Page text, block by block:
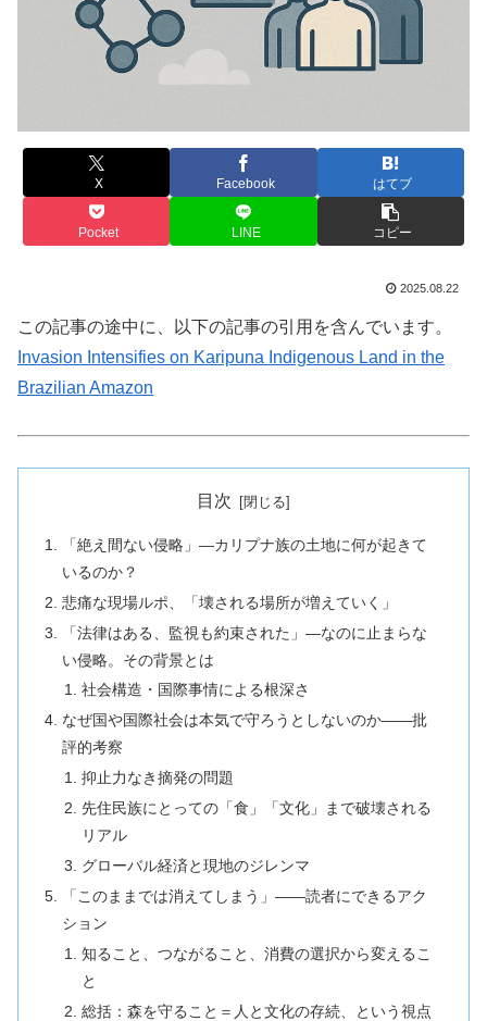
X Facebook はてブ
Pocket LINE コピー
2025.08.22
この記事の途中に、以下の記事の引用を含んでいます。
Invasion Intensifies on Karipuna Indigenous Land in the
Brazilian Amazon
目次
「絶え間ない侵略」―カリプナ族の土地に何が起きて
いるのか？
悲痛な現場ルポ、「壊される場所が増えていく」
「法律はある、監視も約束された」―なのに止まらな
い侵略。その背景とは
社会構造・国際事情による根深さ
なぜ国や国際社会は本気で守ろうとしないのか――批
評的考察
抑止力なき摘発の問題
先住民族にとっての「食」「文化」まで破壊される
リアル
グローバル経済と現地のジレンマ
「このままでは消えてしまう」――読者にできるアク
ション
知ること、つながること、消費の選択から変えるこ
と
総括：森を守ること＝人と文化の存続、という視点